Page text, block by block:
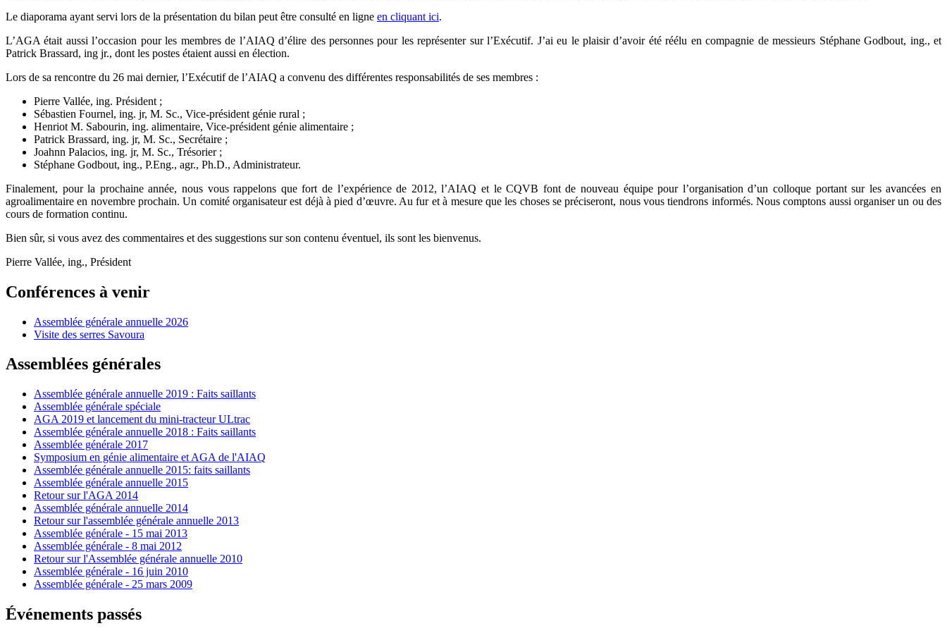
Le diaporama ayant servi lors de la présentation du bilan peut être consulté en ligne en cliquant ici.
L’AGA était aussi l’occasion pour les membres de l’AIAQ d’élire des personnes pour les représenter sur l’Exécutif. J’ai eu le plaisir d’avoir été réélu en compagnie de messieurs Stéphane Godbout, ing., et
Patrick Brassard, ing jr., dont les postes étaient aussi en élection.
Lors de sa rencontre du 26 mai dernier, l’Exécutif de l’AIAQ a convenu des différentes responsabilités de ses membres :
Pierre Vallée, ing. Président ;
Sébastien Fournel, ing. jr, M. Sc., Vice-président génie rural ;
Henriot M. Sabourin, ing. alimentaire, Vice-président génie alimentaire ;
Patrick Brassard, ing. jr, M. Sc., Secrétaire ;
Joahnn Palacios, ing. jr, M. Sc., Trésorier ;
Stéphane Godbout, ing., P.Eng., agr., Ph.D., Administrateur.
Finalement, pour la prochaine année, nous vous rappelons que fort de l’expérience de 2012, l’AIAQ et le CQVB font de nouveau équipe pour l’organisation d’un colloque portant sur les avancées en
agroalimentaire en novembre prochain. Un comité organisateur est déjà à pied d’œuvre. Au fur et à mesure que les choses se préciseront, nous vous tiendrons informés. Nous comptons aussi organiser un ou des
cours de formation continu.
Bien sûr, si vous avez des commentaires et des suggestions sur son contenu éventuel, ils sont les bienvenus.
Pierre Vallée, ing., Président
Conférences à venir
Assemblée générale annuelle 2026
Visite des serres Savoura
Assemblées générales
Assemblée générale annuelle 2019 : Faits saillants
Assemblée générale spéciale
AGA 2019 et lancement du mini-tracteur ULtrac
Assemblée générale annuelle 2018 : Faits saillants
Assemblée générale 2017
Symposium en génie alimentaire et AGA de l'AIAQ
Assemblée générale annuelle 2015: faits saillants
Assemblée générale annuelle 2015
Retour sur l'AGA 2014
Assemblée générale annuelle 2014
Retour sur l'assemblée générale annuelle 2013
Assemblée générale - 15 mai 2013
Assemblée générale - 8 mai 2012
Retour sur l'Assemblée générale annuelle 2010
Assemblée générale - 16 juin 2010
Assemblée générale - 25 mars 2009
Événements passés